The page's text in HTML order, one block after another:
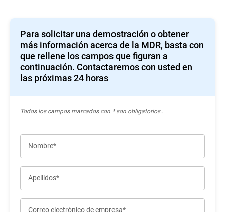
Para solicitar una demostración o obtener
más información acerca de la MDR, basta con
que rellene los campos que figuran a
continuación. Contactaremos con usted en
las próximas 24 horas
Todos los campos marcados con * son obligatorios..
Nombre*
Apellidos*
Correo electrónico de empresa*